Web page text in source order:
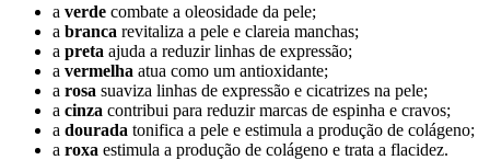
a verde combate a oleosidade da pele;
a branca revitaliza a pele e clareia manchas;
a preta ajuda a reduzir linhas de expressão;
a vermelha atua como um antioxidante;
a rosa suaviza linhas de expressão e cicatrizes na pele;
a cinza contribui para reduzir marcas de espinha e cravos;
a dourada tonifica a pele e estimula a produção de colágeno;
a roxa estimula a produção de colágeno e trata a flacidez.